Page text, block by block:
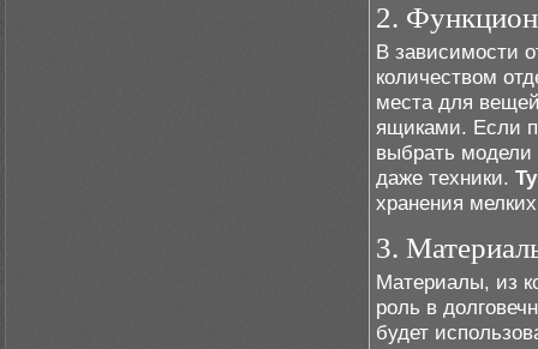
2.
В зависимости
количеством
места для
ящиками. Если
выбрать
даже техники.
хранения
3.
Материалы, из
роль в
будет